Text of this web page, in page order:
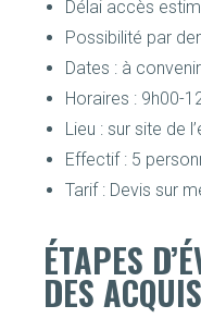
Délai accès
Possibilité par
Dates : à
Horaires : 9h00-
Lieu : sur site de
Effectif : 5
Tarif : Devis sur
ÉTAPES
DES ACQUIS